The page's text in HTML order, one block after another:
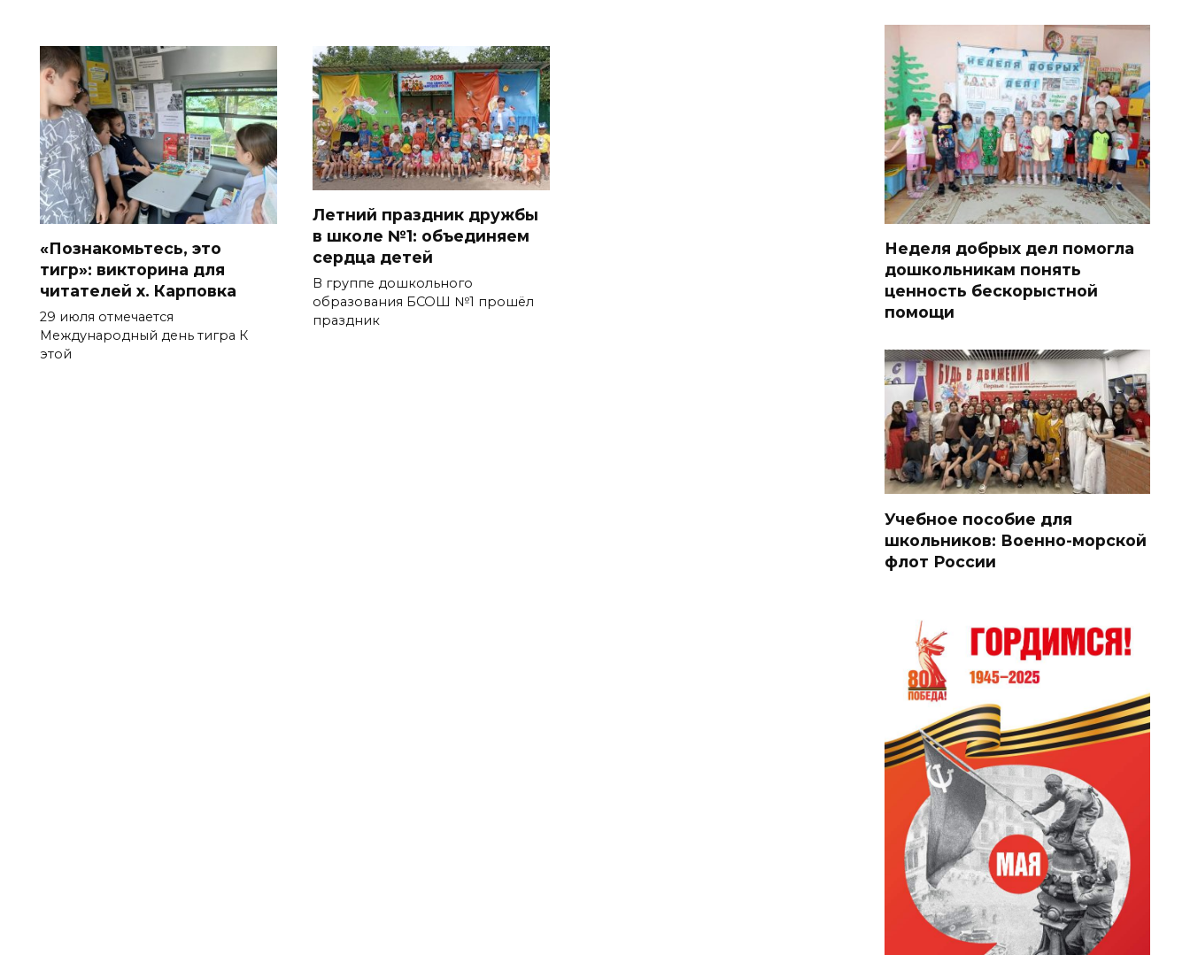
«Познакомьтесь, это
тигр»: викторина для
читателей х. Карповка
29 июля отмечается
Международный день тигра К
этой
Летний праздник дружбы
в школе №1: объединяем
сердца детей
В группе дошкольного
образования БСОШ №1 прошёл
праздник
Неделя добрых дел помогла
дошкольникам понять
ценность бескорыстной
помощи
Учебное пособие для
школьников: Военно-морской
флот России